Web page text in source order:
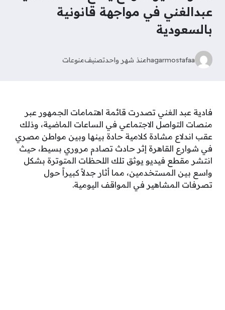
عبدالغني في مواجهة قانونية
بالسعودية
hagarmostafaaمنذ شهر واحدتصنيفمنوعات
فادية عبد الغني تصدرت قائمة اهتمامات الجمهور عبر
منصات التواصل الاجتماعي في الساعات الماضية، وذلك
عقب اندلاع مشادة كلامية حادة بينها وبين مواطن مصري
في شوارع القاهرة إثر حادث تصادم مروري بسيط، حيث
انتشر مقطع فيديو يوثق تلك اللحظات المتوترة بشكل
واسع بين المستخدمين، مما أثار جدلاً كبيراً حول
تصرفات المشاهير في المواقف اليومية.